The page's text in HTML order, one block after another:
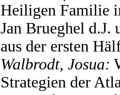
Heiligen Familie
Jan Brueghel d.J.
aus der ersten
Walbrodt, Josua:
Strategien der